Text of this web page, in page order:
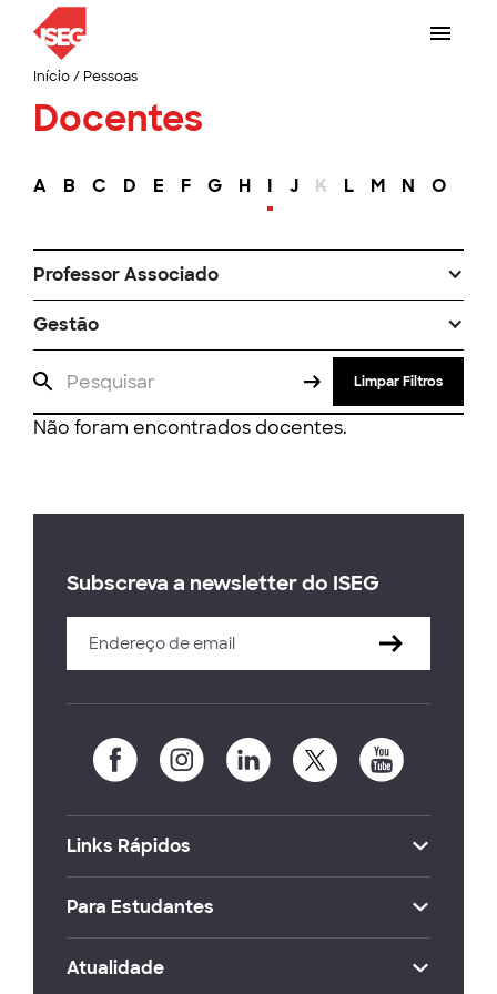
Início/ Pessoas
Docentes
A B C D E F G H I J K L M N O
Professor Associado
Gestão
Limpar Filtros
Não foram encontrados docentes.
Subscreva a newsletter do ISEG
Links Rápidos
Para Estudantes
Atualidade